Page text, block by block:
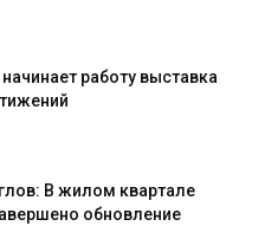
работу выставка
В жилом квартале
обновление